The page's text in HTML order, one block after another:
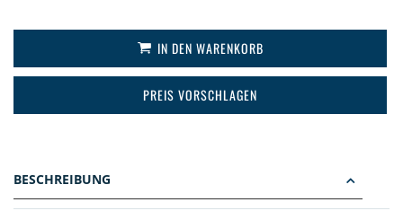
IN DEN WARENKORB
PREIS VORSCHLAGEN
BESCHREIBUNG